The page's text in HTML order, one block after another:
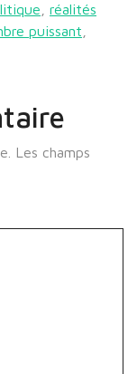
réalités
puissant
Les champs